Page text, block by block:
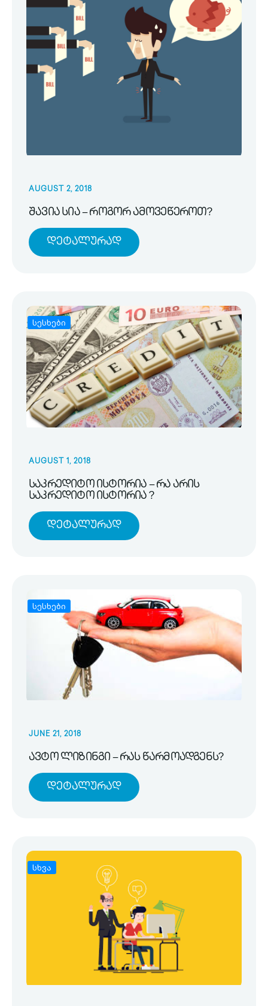
AUGUST 2, 2018
შავია სია – როგორ ამოვეწეროთ?
Დეტალურად
სესხები
AUGUST 1, 2018
საკრედიტო ისტორია – რა არის
საკრედიტო ისტორია ?
Დეტალურად
სესხები
JUNE 21, 2018
ავტო ლიზინგი – რას წარმოადგენს?
Დეტალურად
სხვა